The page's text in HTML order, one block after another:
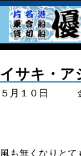
イサキ・ア
５月１０日
風も無くなりと